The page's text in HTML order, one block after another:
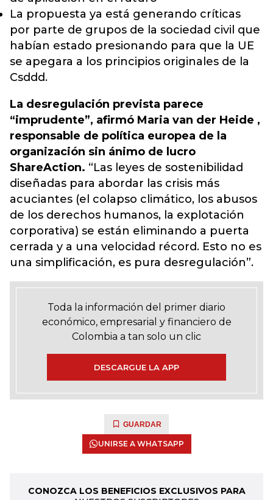
La propuesta ya está generando críticas
por parte de grupos de la sociedad civil que
habían estado presionando para que la UE
se apegara a los principios originales de la
Csddd.
La desregulación prevista parece
“imprudente”, afirmó Maria van der Heide ,
responsable de política europea de la
organización sin ánimo de lucro
ShareAction. “Las leyes de sostenibilidad
diseñadas para abordar las crisis más
acuciantes (el colapso climático, los abusos
de los derechos humanos, la explotación
corporativa) se están eliminando a puerta
cerrada y a una velocidad récord. Esto no es
una simplificación, es pura desregulación”.
Toda la información del primer diario
económico, empresarial y financiero de
Colombia a tan solo un clic
DESCARGUE LA APP
GUARDAR
UNIRSE A WHATSAPP
CONOZCA LOS BENEFICIOS EXCLUSIVOS PARA